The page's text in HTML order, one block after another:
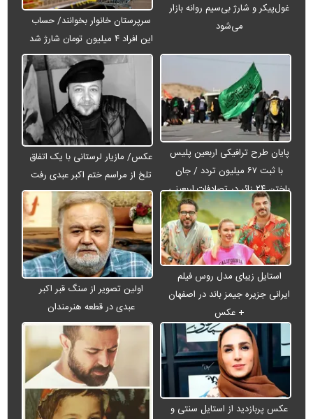
غول‌پیکر و شارژ بی‌سیم روانه بازار
می‌شود
سرپرستان خانوار بخوانند/ حساب
این افراد ۴ میلیون تومان شارژ شد
پایان طرح ترافیکی اربعین پلیس
با ثبت ۶۷ میلیون تردد / جان
باختن ۲۴ زائر در تصادفات اربعینی
عکس/ مازیار لرستانی با یک اتفاق
تلخ از مراسم ختم اکبر عبدی رفت
استایل زیبای مدل روس فیلم
ایرانی جزیره جیمز باند در اصفهان
+ عکس
اولین تصویر از سنگ قبر اکبر
عبدی در قطعه هنرمندان
عکس پربازدید از استایل سنتی و